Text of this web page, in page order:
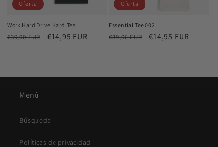
Oferta
Work Hard Drive Hard Tee
Precio
€39,00 EUR
Precio
€14,95 EUR
Oferta
Essential Tee 002
Precio
€39,00 EUR
Precio
€14,95 EUR
Menú
Búsqueda
Políticas de privacidad